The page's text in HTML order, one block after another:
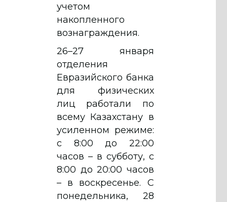
учетом
накопленного
вознаграждения.
26–27 января
отделения
Евразийского банка
для физических
лиц работали по
всему Казахстану в
усиленном режиме:
с 8:00 до 22:00
часов – в субботу, с
8:00 до 20:00 часов
– в воскресенье. С
понедельника, 28